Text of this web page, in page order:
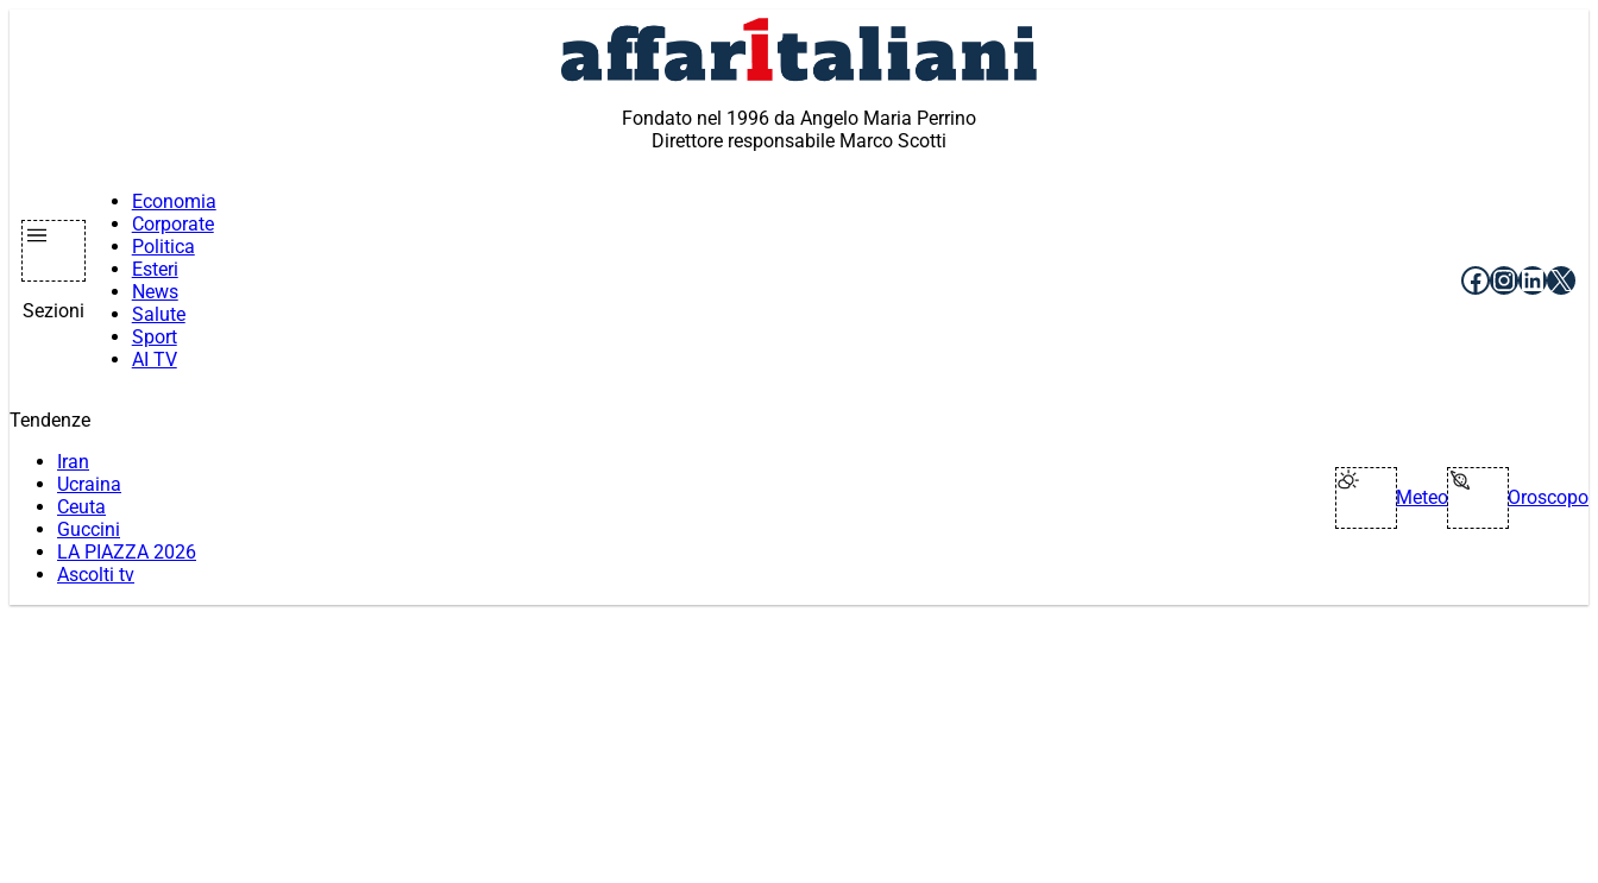
Fondato nel 1996 da Angelo Maria Perrino
Direttore responsabile Marco Scotti
Sezioni
Economia
Corporate
Politica
Esteri
News
Salute
Sport
AI TV
Facebook
X
Tendenze
Iran
Ucraina
Ceuta
Guccini
LA PIAZZA 2026
Ascolti tv
Meteo Oroscopo